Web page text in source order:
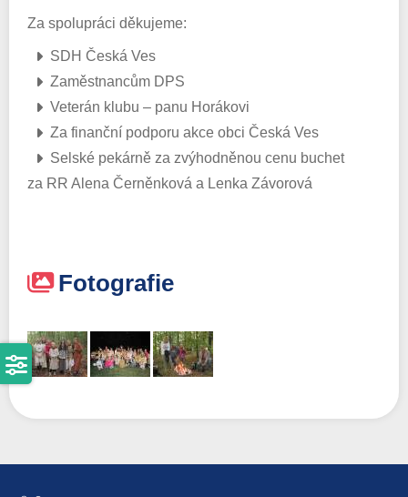
Za spolupráci děkujeme:
SDH Česká Ves
Zaměstnancům DPS
Veterán klubu – panu Horákovi
Za finanční podporu akce obci Česká Ves
Selské pekárně za zvýhodněnou cenu buchet
za RR Alena Černěnková a Lenka Závorová
Fotografie